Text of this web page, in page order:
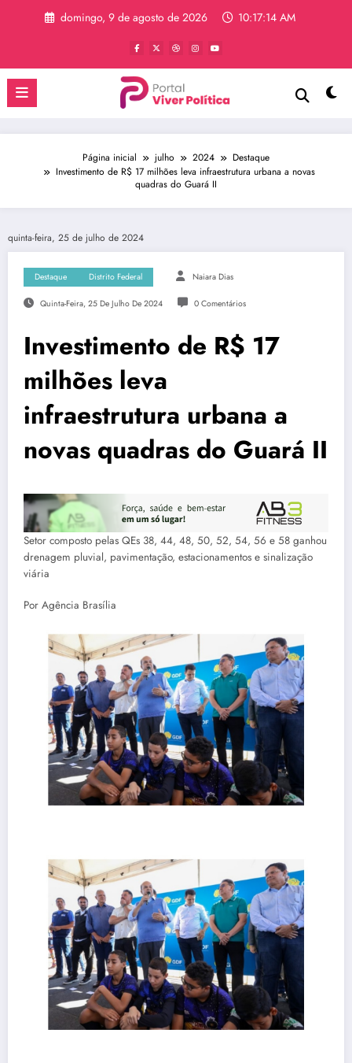
domingo, 9 de agosto de 2026 10:17:14 AM
Página inicial julho 2024
Destaque
Investimento de R$ 17 milhões leva infraestrutura urbana a novas
quadras do Guará II
quinta-feira, 25 de julho de 2024
Destaque Distrito Federal Naiara Dias
Quinta-Feira, 25 De Julho De 2024 0 Comentários
Investimento de R$ 17
milhões leva
infraestrutura urbana a
novas quadras do Guará II
Setor composto pelas QEs 38, 44, 48, 50, 52, 54, 56 e 58 ganhou
drenagem pluvial, pavimentação, estacionamentos e sinalização
viária
Por Agência Brasília